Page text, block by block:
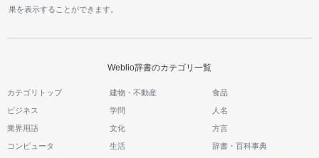
果を表示することができます。
Weblio辞書のカテゴリ一覧
カテゴリトップ 建物・不動産 食品
ビジネス 学問 人名
業界用語 文化 方言
コンピュータ 生活 辞書・百科事典